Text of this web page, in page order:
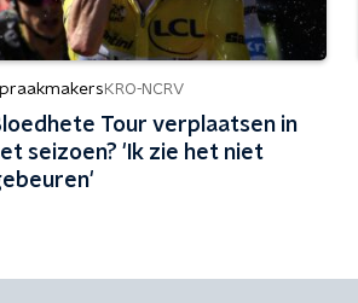
KRO-NCRV
Tour verplaatsen in
seizoen? 'Ik zie het niet